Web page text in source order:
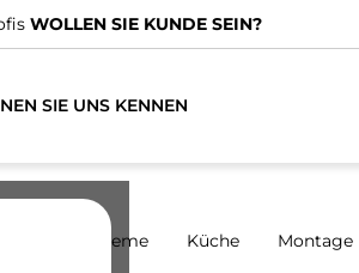
WOLLEN SIE KUNDE SEIN?
SIE UNS KENNEN
Schiebesysteme Küche Montage